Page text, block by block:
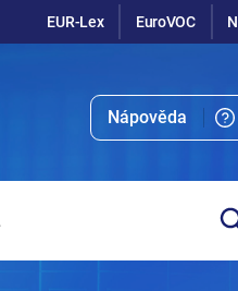
EUR-Lex EuroVOC
Nápověda